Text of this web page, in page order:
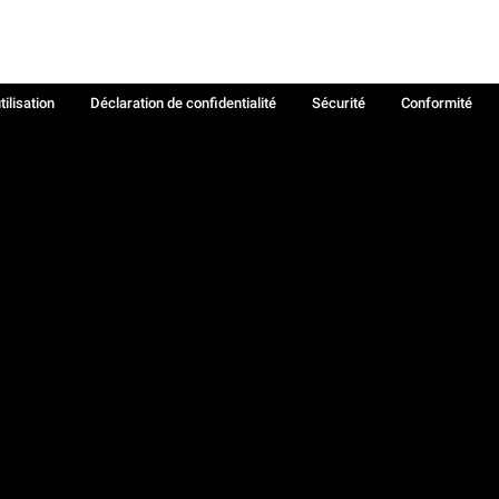
Déclaration de confidentialité Sécurité
Conformité